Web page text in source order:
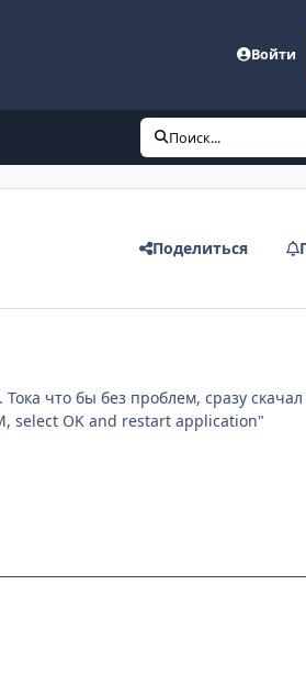
Войти
Поиск...
Поделиться
что бы без проблем, сразу
select OK and restart application"